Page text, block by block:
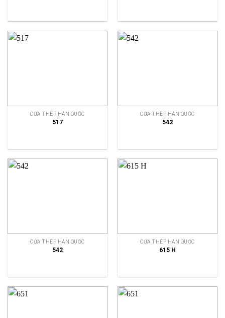
CỬA THÉP HÀN QUỐC
517
CỬA THÉP HÀN QUỐC
542
CỬA THÉP HÀN QUỐC
542
CỬA THÉP HÀN QUỐC
615 H